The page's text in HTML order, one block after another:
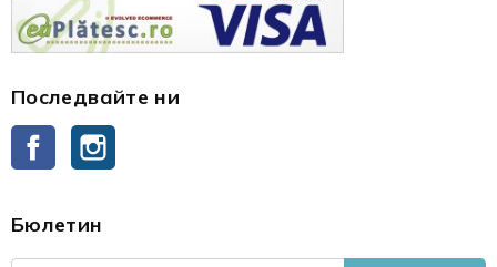
Последвайте ни
Facebook
Бюлетин